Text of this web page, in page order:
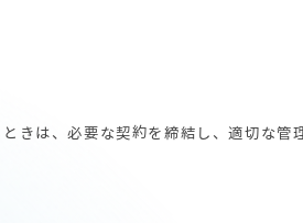
きは、必要な契約を締結し、適切な管